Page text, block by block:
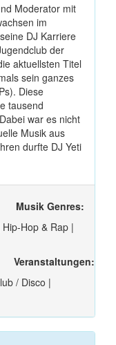
Moderator mit
im
DJ Karriere
der
aktuellsten Titel
sein ganzes
Diese
tausend
war es nicht
Musik aus
durfte DJ Yeti
Musik Genres:
Hop & Rap |
Veranstaltungen:
/ Disco |